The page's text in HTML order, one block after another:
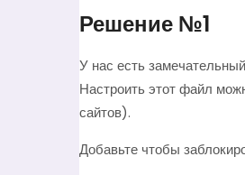
Решение №1
У нас есть
Настроить этот файл
сайтов).
Добавьте чтобы